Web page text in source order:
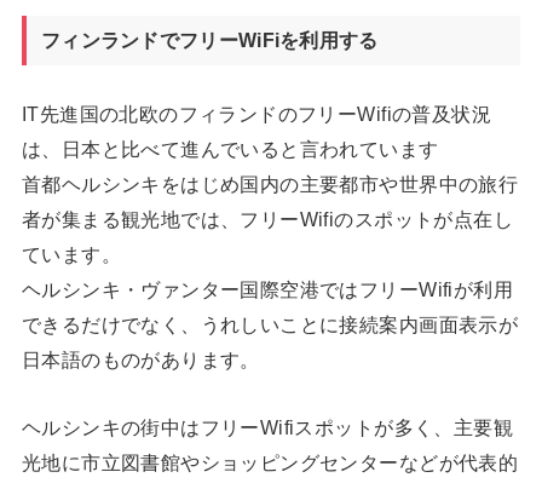
フィンランドでフリーWiFiを利用する
IT先進国の北欧のフィランドのフリーWifiの普及状況
は、日本と比べて進んでいると言われています
首都ヘルシンキをはじめ国内の主要都市や世界中の旅行
者が集まる観光地では、フリーWifiのスポットが点在し
ています。
ヘルシンキ・ヴァンター国際空港ではフリーWifiが利用
できるだけでなく、うれしいことに接続案内画面表示が
日本語のものがあります。
ヘルシンキの街中はフリーWifiスポットが多く、主要観
光地に市立図書館やショッピングセンターなどが代表的